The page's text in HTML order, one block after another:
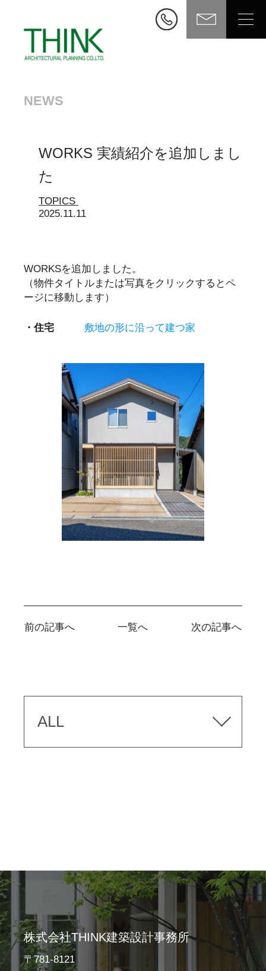
NEWS
WORKS 実績紹介を追加しまし
た
TOPICS
2025.11.11
ALL
TOPICS
WORKSを追加しました。
（物件タイトルまたは写真をクリックするとペ
ージに移動します）
・住宅 敷地の形に沿って建つ家
前の記事へ 一覧へ 次の記事へ
株式会社THINK建築設計事務所
〒781-8121